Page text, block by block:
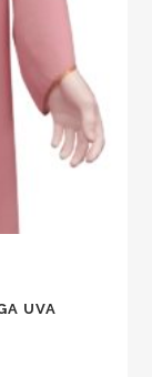
UVA